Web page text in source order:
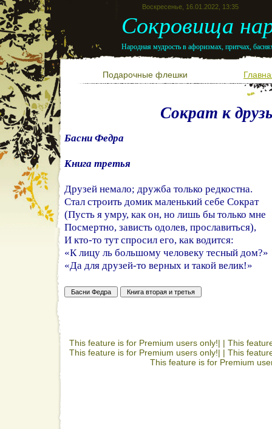
Воскресенье, 16.01.2022, 13:35
Сокровища
Народная мудрость в афоризмах, притчах,
Подарочные флешки
Сократ к
Басни Федра
Книга третья
Друзей немало; дружба только редкостна.
Стал строить домик маленький себе Сократ
(Пусть я умру, как он, но лишь бы только мне
Посмертно, зависть одолев, прославиться),
И кто-то тут спросил его, как водится:
«К лицу ль большому человеку тесный дом?»
«Да для друзей-то верных и такой велик!»
This feature is for Premium users only!| | This
This feature is for Premium users only!| | This
This feature is for Premium